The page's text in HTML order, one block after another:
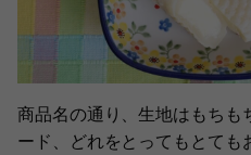
商品名の通り、生地はもちも
ード、どれをとってもとても